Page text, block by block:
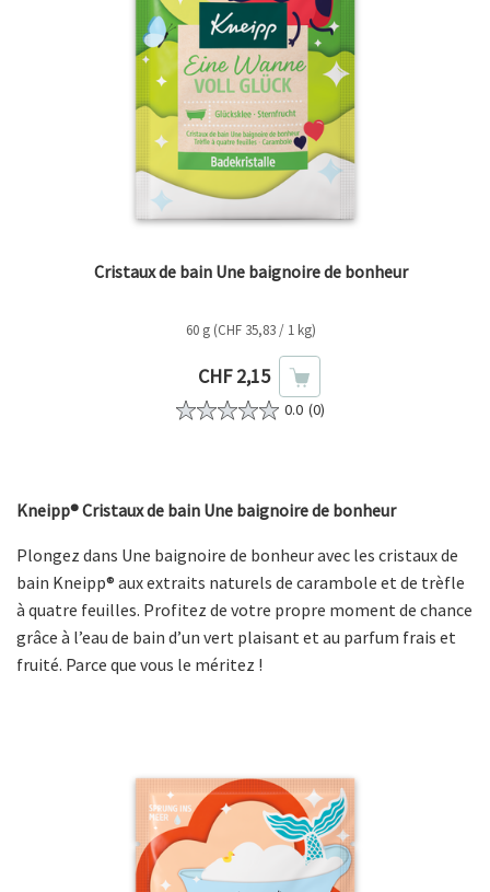
Cristaux de bain Une baignoire de bonheur
60 g (CHF 35,83 / 1 kg)
Prix actuel
CHF 2,15
0.0 (0)
Kneipp® Cristaux de bain Une baignoire de bonheur
Plongez dans Une baignoire de bonheur avec les cristaux de
bain Kneipp® aux extraits naturels de carambole et de trèfle
à quatre feuilles. Profitez de votre propre moment de chance
grâce à l’eau de bain d’un vert plaisant et au parfum frais et
fruité. Parce que vous le méritez !